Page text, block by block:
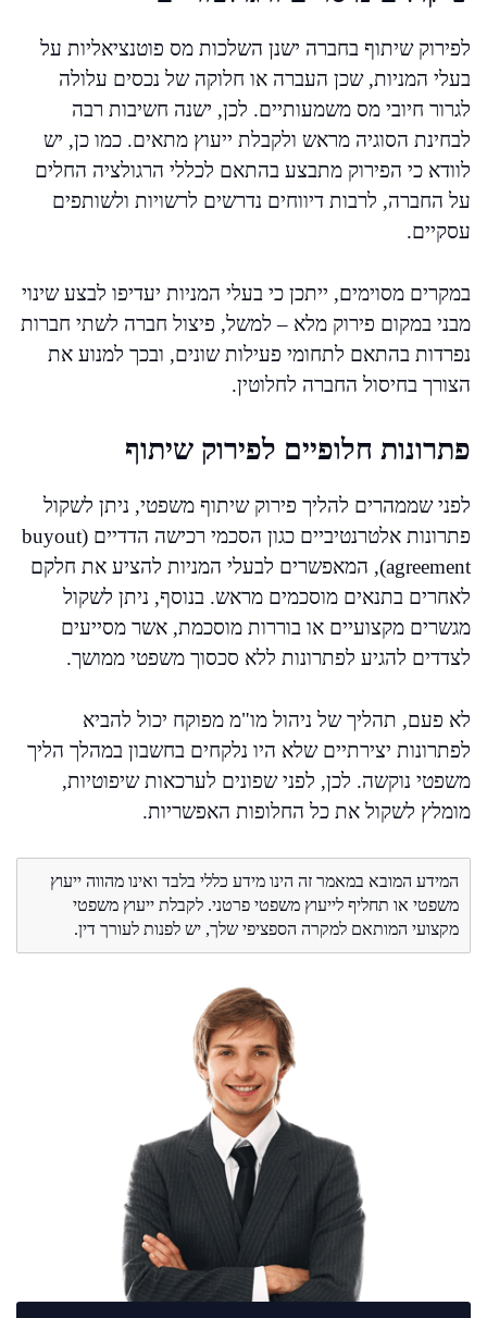
לפירוק שיתוף בחברה ישנן השלכות מס פוטנציאליות על
בעלי המניות, שכן העברה או חלוקה של נכסים עלולה
לגרור חיובי מס משמעותיים. לכן, ישנה חשיבות רבה
לבחינת הסוגיה מראש ולקבלת ייעוץ מתאים. כמו כן, יש
לוודא כי הפירוק מתבצע בהתאם לכללי הרגולציה החלים
על החברה, לרבות דיווחים נדרשים לרשויות ולשותפים
עסקיים.
במקרים מסוימים, ייתכן כי בעלי המניות יעדיפו לבצע שינוי
מבני במקום פירוק מלא – למשל, פיצול חברה לשתי חברות
נפרדות בהתאם לתחומי פעילות שונים, ובכך למנוע את
הצורך בחיסול החברה לחלוטין.
פתרונות חלופיים לפירוק שיתוף
לפני שממהרים להליך פירוק שיתוף משפטי, ניתן לשקול
פתרונות אלטרנטיביים כגון הסכמי רכישה הדדיים (buyout
agreement), המאפשרים לבעלי המניות להציע את חלקם
לאחרים בתנאים מוסכמים מראש. בנוסף, ניתן לשקול
מגשרים מקצועיים או בוררות מוסכמת, אשר מסייעים
לצדדים להגיע לפתרונות ללא סכסוך משפטי ממושך.
לא פעם, תהליך של ניהול מו"מ מפוקח יכול להביא
לפתרונות יצירתיים שלא היו נלקחים בחשבון במהלך הליך
משפטי נוקשה. לכן, לפני שפונים לערכאות שיפוטיות,
מומלץ לשקול את כל החלופות האפשריות.
המידע המובא במאמר זה הינו מידע כללי בלבד ואינו מהווה ייעוץ
משפטי או תחליף לייעוץ משפטי פרטני. לקבלת ייעוץ משפטי
מקצועי המותאם למקרה הספציפי שלך, יש לפנות לעורך דין.